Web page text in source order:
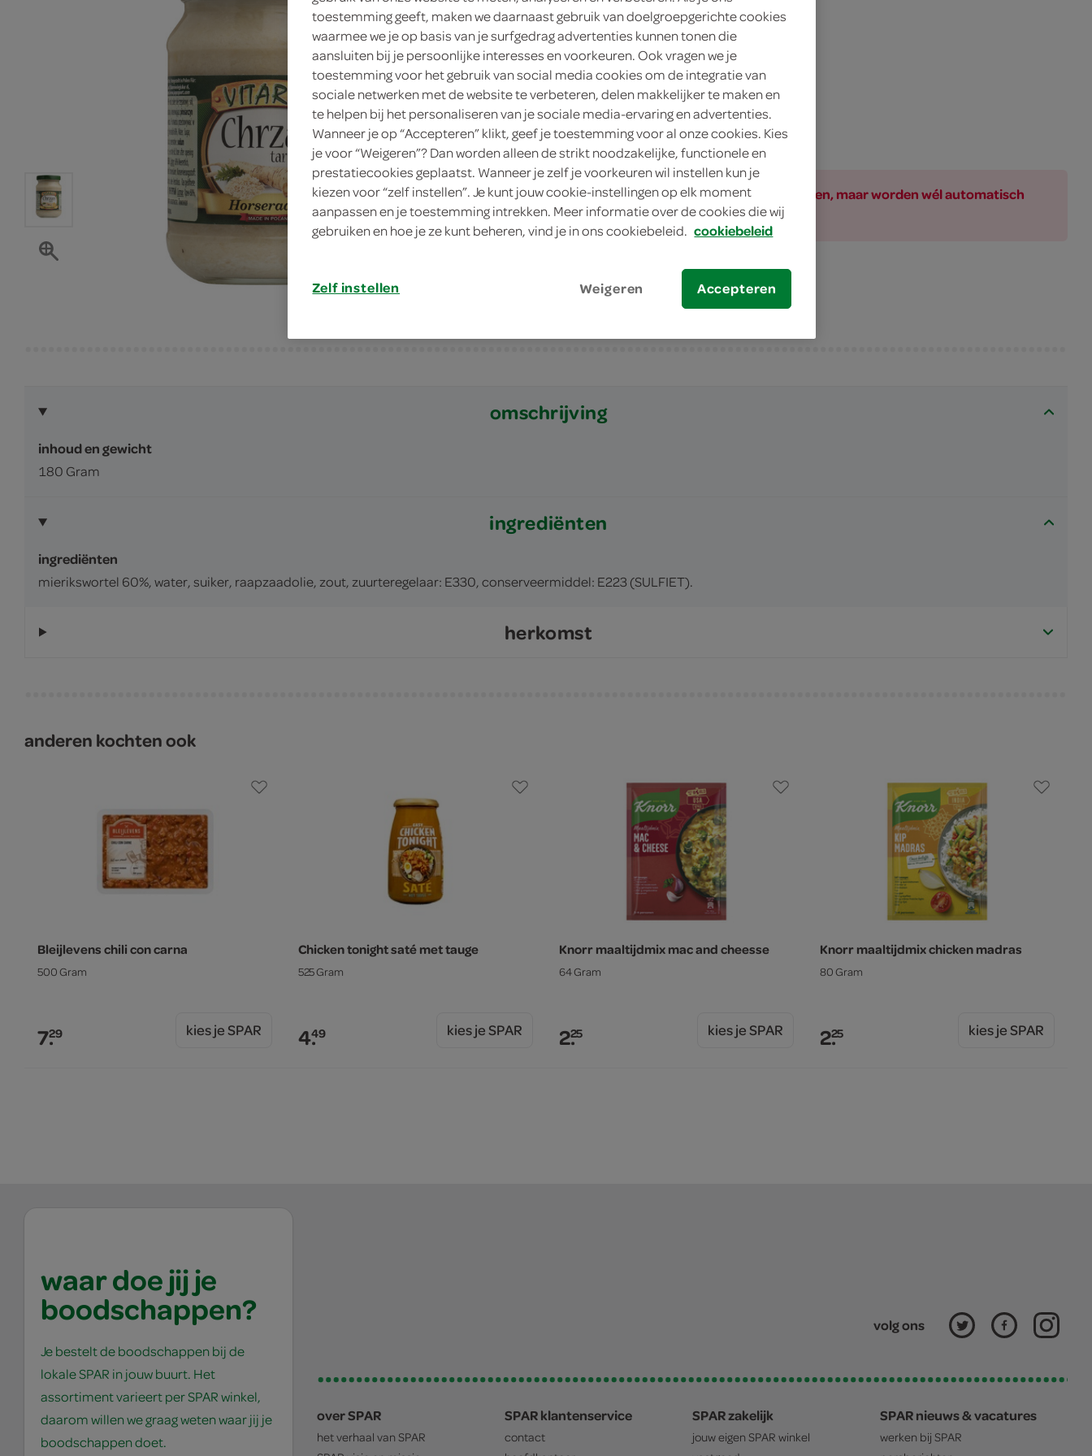
1.
75
180 Gram
in winkelmand
Let op: aanbiedingen zijn niet zichtbaar bij de producten, maar worden wél automatisch
verwerkt in de winkelmand.
omschrijving
inhoud en gewicht
180 Gram
ingrediënten
ingrediënten
mierikswortel 60%, water, suiker, raapzaadolie, zout, zuurteregelaar: E330, conserveermiddel: E223 (SULFIET).
herkomst
anderen kochten ook
Bleijlevens chili con carna
500 Gram
7.29 kies je SPAR
Chicken tonight saté met tauge
525 Gram
4.49 kies je SPAR
Knorr maaltijdmix mac and cheesse
64 Gram
2.25 kies je SPAR
Knorr maaltijdmix chicken madras
80 Gram
2.25 kies je SPAR
waar doe jij je
boodschappen?
Je bestelt de boodschappen bij de
lokale SPAR in jouw buurt. Het
assortiment varieert per SPAR winkel,
daarom willen we graag weten waar jij je
boodschappen doet.
volg ons
over SPAR
het verhaal van SPAR
SPAR klantenservice
contact
SPAR zakelijk
jouw eigen SPAR winkel
SPAR nieuws & vacatures
werken bij SPAR
toestemming geeft, maken we daarnaast gebruik van doelgroepgerichte cookies
waarmee we je op basis van je surfgedrag advertenties kunnen tonen die
aansluiten bij je persoonlijke interesses en voorkeuren. Ook vragen we je
toestemming voor het gebruik van social media cookies om de integratie van
sociale netwerken met de website te verbeteren, delen makkelijker te maken en
te helpen bij het personaliseren van je sociale media-ervaring en advertenties.
Wanneer je op “Accepteren” klikt, geef je toestemming voor al onze cookies. Kies
je voor “Weigeren”? Dan worden alleen de strikt noodzakelijke, functionele en
prestatiecookies geplaatst. Wanneer je zelf je voorkeuren wil instellen kun je
kiezen voor “zelf instellen”. Je kunt jouw cookie-instellingen op elk moment
aanpassen en je toestemming intrekken. Meer informatie over de cookies die wij
gebruiken en hoe je ze kunt beheren, vind je in ons cookiebeleid. cookiebeleid
Zelf instellen Weigeren Accepteren